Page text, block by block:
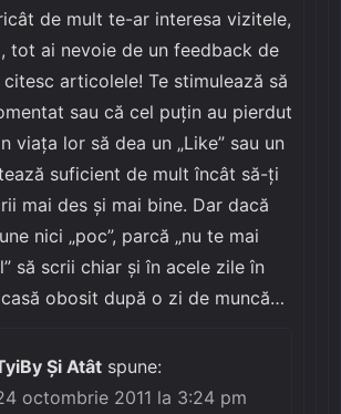
de mult te-ar interesa vizitele,
tot ai nevoie de un feedback de
articolele! Te stimulează să
sau că cel puțin au pierdut
viața lor să dea un „Like” sau un
suficient de mult încât să-ți
mai des și mai bine. Dar dacă
nici „poc”, parcă „nu te mai
să scrii chiar și în acele zile în
obosit după o zi de muncă…
Şi Atât spune:
octombrie 2011 la 3:24 pm